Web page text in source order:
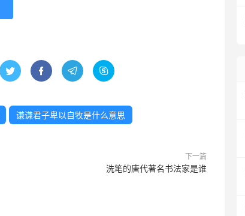
   
谦谦君子卑以自牧是什么意思
下一篇
洗笔的唐代著名书法家是谁